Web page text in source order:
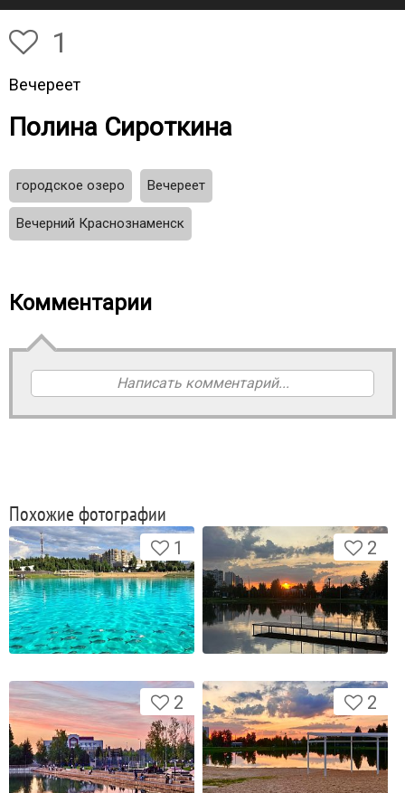
1
Вечереет
Полина Сироткина
городское озеро Вечереет
Вечерний Краснознаменск
Комментарии
Написать комментарий...
Похожие фотографии
1 2
2 2